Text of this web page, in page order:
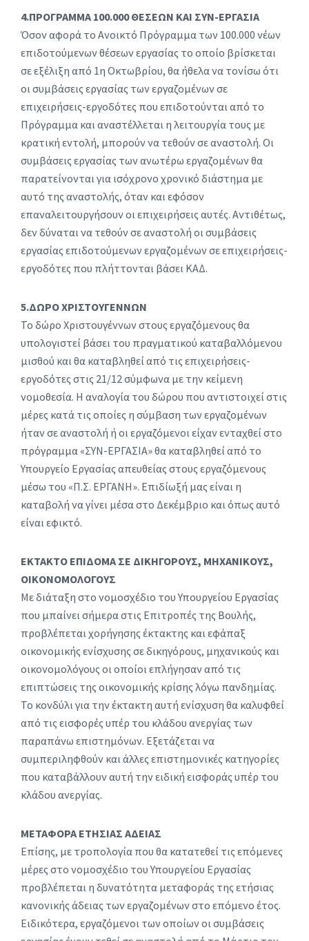
4.ΠΡΟΓΡΑΜΜΑ 100.000 ΘΕΣΕΩΝ ΚΑΙ ΣΥΝ-ΕΡΓΑΣΙΑ
Όσον αφορά το Ανοικτό Πρόγραμμα των 100.000 νέων
επιδοτούμενων θέσεων εργασίας το οποίο βρίσκεται
σε εξέλιξη από 1η Οκτωβρίου, θα ήθελα να τονίσω ότι
οι συμβάσεις εργασίας των εργαζομένων σε
επιχειρήσεις-εργοδότες που επιδοτούνται από το
Πρόγραμμα και αναστέλλεται η λειτουργία τους με
κρατική εντολή, μπορούν να τεθούν σε αναστολή. Οι
συμβάσεις εργασίας των ανωτέρω εργαζομένων θα
παρατείνονται για ισόχρονο χρονικό διάστημα με
αυτό της αναστολής, όταν και εφόσον
επαναλειτουργήσουν οι επιχειρήσεις αυτές. Αντιθέτως,
δεν δύναται να τεθούν σε αναστολή οι συμβάσεις
εργασίας επιδοτούμενων εργαζομένων σε επιχειρήσεις-
εργοδότες που πλήττονται βάσει ΚΑΔ.
5.ΔΩΡΟ ΧΡΙΣΤΟΥΓΕΝΝΩΝ
Το δώρο Χριστουγέννων στους εργαζόμενους θα
υπολογιστεί βάσει του πραγματικού καταβαλλόμενου
μισθού και θα καταβληθεί από τις επιχειρήσεις-
εργοδότες στις 21/12 σύμφωνα με την κείμενη
νομοθεσία. Η αναλογία του δώρου που αντιστοιχεί στις
μέρες κατά τις οποίες η σύμβαση των εργαζομένων
ήταν σε αναστολή ή οι εργαζόμενοι είχαν ενταχθεί στο
πρόγραμμα «ΣΥΝ-ΕΡΓΑΣΙΑ» θα καταβληθεί από το
Υπουργείο Εργασίας απευθείας στους εργαζόμενους
μέσω του «Π.Σ. ΕΡΓΑΝΗ». Επιδίωξή μας είναι η
καταβολή να γίνει μέσα στο Δεκέμβριο και όπως αυτό
είναι εφικτό.
ΕΚΤΑΚΤΟ ΕΠΙΔΟΜΑ ΣΕ ΔΙΚΗΓΟΡΟΥΣ, ΜΗΧΑΝΙΚΟΥΣ,
ΟΙΚΟΝΟΜΟΛΟΓΟΥΣ
Με διάταξη στο νομοσχέδιο του Υπουργείου Εργασίας
που μπαίνει σήμερα στις Επιτροπές της Βουλής,
προβλέπεται χορήγησης έκτακτης και εφάπαξ
οικονομικής ενίσχυσης σε δικηγόρους, μηχανικούς και
οικονομολόγους οι οποίοι επλήγησαν από τις
επιπτώσεις της οικονομικής κρίσης λόγω πανδημίας.
Το κονδύλι για την έκτακτη αυτή ενίσχυση θα καλυφθεί
από τις εισφορές υπέρ του κλάδου ανεργίας των
παραπάνω επιστημόνων. Εξετάζεται να
συμπεριληφθούν και άλλες επιστημονικές κατηγορίες
που καταβάλλουν αυτή την ειδική εισφοράς υπέρ του
κλάδου ανεργίας.
ΜΕΤΑΦΟΡΑ ΕΤΗΣΙΑΣ ΑΔΕΙΑΣ
Επίσης, με τροπολογία που θα κατατεθεί τις επόμενες
μέρες στο νομοσχέδιο του Υπουργείου Εργασίας
προβλέπεται η δυνατότητα μεταφοράς της ετήσιας
κανονικής άδειας των εργαζομένων στο επόμενο έτος.
Ειδικότερα, εργαζόμενοι των οποίων οι συμβάσεις